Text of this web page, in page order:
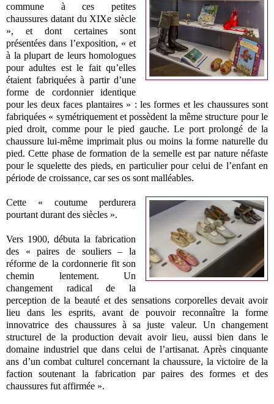
commune à ces petites
chaussures datant du XIXe siècle
», et dont certaines sont
présentées dans l’exposition, « et
à la plupart de leurs homologues
pour adultes est le fait qu’elles
étaient fabriquées à partir d’une
forme de cordonnier identique
pour les deux faces plantaires » : les formes et les chaussures sont
fabriquées « symétriquement et possèdent la même structure pour le
pied droit, comme pour le pied gauche. Le port prolongé de la
chaussure lui-même imprimait plus ou moins la forme naturelle du
pied. Cette phase de formation de la semelle est par nature néfaste
pour le squelette des pieds, en particulier pour celui de l’enfant en
période de croissance, car ses os sont malléables.
Cette « coutume perdurera
pourtant durant des siècles ».
Vers 1900, débuta la fabrication
des « paires de souliers – la
réforme de la cordonnerie fit son
chemin lentement. Un
changement radical de la
perception de la beauté et des sensations corporelles devait avoir
lieu dans les esprits, avant de pouvoir reconnaître la forme
innovatrice des chaussures à sa juste valeur. Un changement
structurel de la production devait avoir lieu, aussi bien dans le
domaine industriel que dans celui de l’artisanat. Après cinquante
ans d’un combat culturel concernant la chaussure, la victoire de la
faction soutenant la fabrication par paires des formes et des
chaussures fut affirmée ».